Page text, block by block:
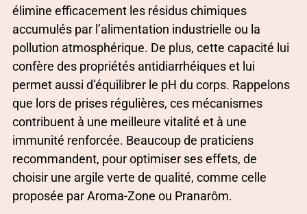
élimine efficacement les résidus chimiques
accumulés par l’alimentation industrielle ou la
pollution atmosphérique. De plus, cette capacité lui
confère des propriétés antidiarrhéiques et lui
permet aussi d’équilibrer le pH du corps. Rappelons
que lors de prises régulières, ces mécanismes
contribuent à une meilleure vitalité et à une
immunité renforcée. Beaucoup de praticiens
recommandent, pour optimiser ses effets, de
choisir une argile verte de qualité, comme celle
proposée par Aroma-Zone ou Pranarôm.